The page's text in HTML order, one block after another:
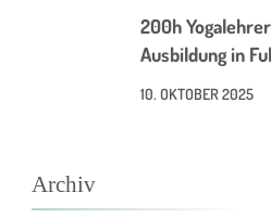
200h
Ausbildung in
10. OKTOBER 2025
Archiv